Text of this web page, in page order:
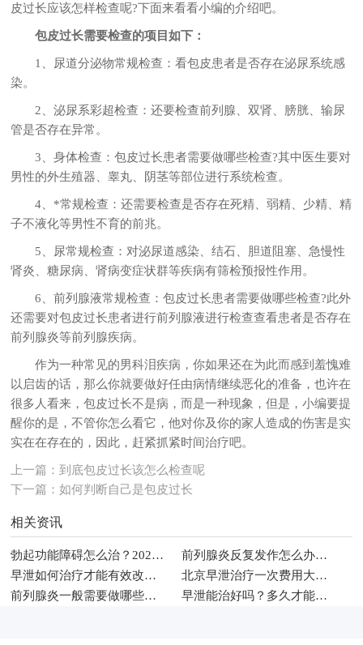
皮过长应该怎样检查呢?下面来看看小编的介绍吧。
包皮过长需要检查的项目如下：
1、尿道分泌物常规检查：看包皮患者是否存在泌尿系统感
染。
2、泌尿系彩超检查：还要检查前列腺、双肾、膀胱、输尿
管是否存在异常。
3、身体检查：包皮过长患者需要做哪些检查?其中医生要对
男性的外生殖器、睾丸、阴茎等部位进行系统检查。
4、*常规检查：还需要检查是否存在死精、弱精、少精、精
子不液化等男性不育的前兆。
5、尿常规检查：对泌尿道感染、结石、胆道阻塞、急慢性
肾炎、糖尿病、肾病变症状群等疾病有筛检预报性作用。
6、前列腺液常规检查：包皮过长患者需要做哪些检查?此外
还需要对包皮过长患者进行前列腺液进行检查查看患者是否存在
前列腺炎等前列腺疾病。
作为一种常见的男科泪疾病，你如果还在为此而感到羞愧难
以启齿的话，那么你就要做好任由病情继续恶化的准备，也许在
很多人看来，包皮过长不是病，而是一种现象，但是，小编要提
醒你的是，不管你怎么看它，他对你及你的家人造成的伤害是实
实在在存在的，因此，赶紧抓紧时间治疗吧。
上一篇：到底包皮过长该怎么检查呢
下一篇：如何判断自己是包皮过长
相关资讯
勃起功能障碍怎么治？2026年男科常见治疗方法与调理建议
前列腺炎反复发作怎么办？2026年男性科学治疗与日常护理指南
早泄如何治疗才能有效改善性生活时间
北京早泄治疗一次费用大概多少钱
前列腺炎一般需要做哪些检查项目
早泄能治好吗？多久才能恢复